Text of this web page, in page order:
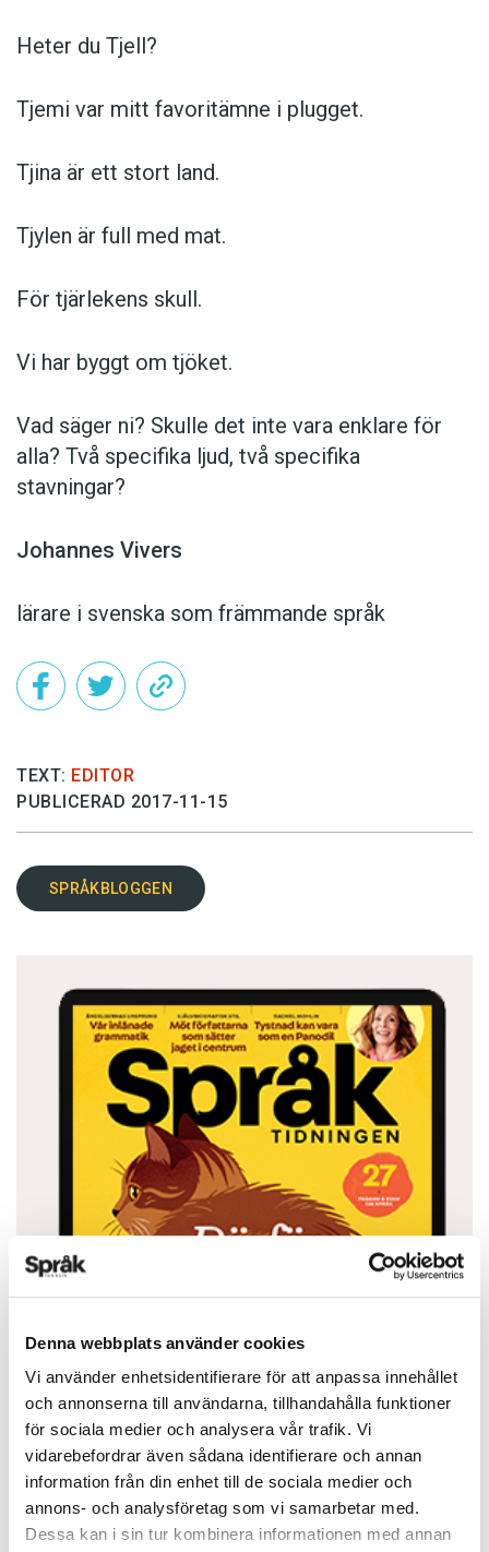
Denna webbplats använder cookies
Vi använder enhetsidentifierare för att anpassa innehållet
och annonserna till användarna, tillhandahålla funktioner
för sociala medier och analysera vår trafik. Vi
vidarebefordrar även sådana identifierare och annan
information från din enhet till de sociala medier och
annons- och analysföretag som vi samarbetar med.
Dessa kan i sin tur kombinera informationen med annan
Heter du Tjell?
Tjemi var mitt favoritämne i plugget.
Tjina är ett stort land.
Tjylen är full med mat.
För tjärlekens skull.
Vi har byggt om tjöket.
Vad säger ni? Skulle det inte vara enklare för
alla? Två specifika ljud, två specifika
stavningar?
Johannes Vivers
lärare i svenska som främmande språk
TEXT: EDITOR
PUBLICERAD 2017-11-15
SPRÅKBLOGGEN